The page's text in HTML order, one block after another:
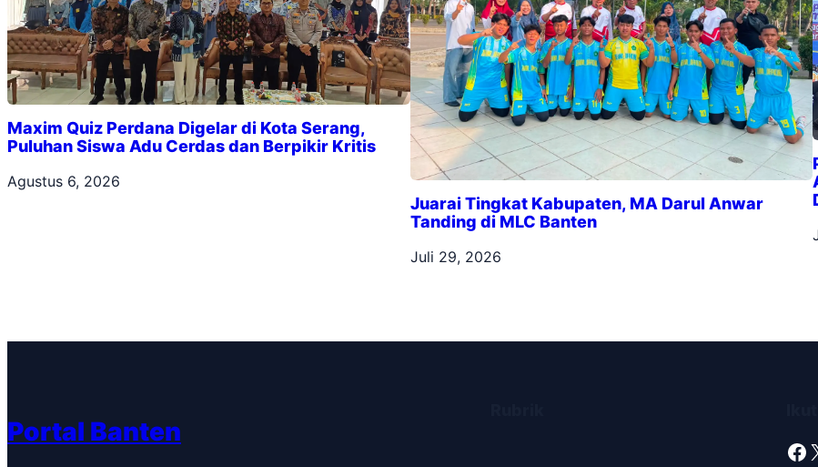
Maxim Quiz Perdana Digelar di Kota Serang,
Puluhan Siswa Adu Cerdas dan Berpikir Kritis
Agustus 6, 2026
Juarai Tingkat Kabupaten, MA Darul Anwar
Tanding di MLC Banten
Juli 29, 2026
Portal Banten
Facebook